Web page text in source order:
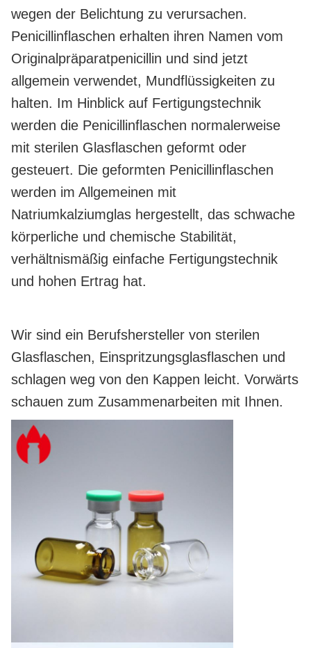
wegen der Belichtung zu verursachen.
Penicillinflaschen erhalten ihren Namen vom
Originalpräparatpenicillin und sind jetzt
allgemein verwendet, Mundflüssigkeiten zu
halten. Im Hinblick auf Fertigungstechnik
werden die Penicillinflaschen normalerweise
mit sterilen Glasflaschen geformt oder
gesteuert. Die geformten Penicillinflaschen
werden im Allgemeinen mit
Natriumkalziumglas hergestellt, das schwache
körperliche und chemische Stabilität,
verhältnismäßig einfache Fertigungstechnik
und hohen Ertrag hat.
Wir sind ein Berufshersteller von sterilen
Glasflaschen, Einspritzungsglasflaschen und
schlagen weg von den Kappen leicht. Vorwärts
schauen zum Zusammenarbeiten mit Ihnen.